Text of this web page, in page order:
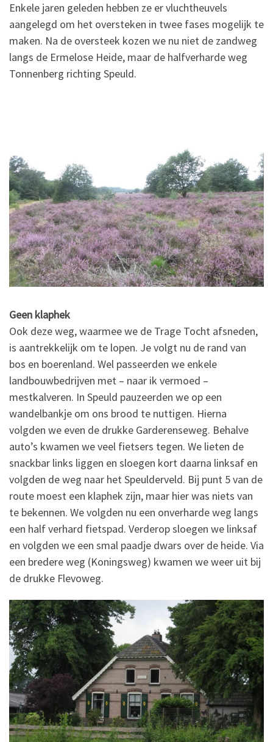
Enkele jaren geleden hebben ze er vluchtheuvels
aangelegd om het oversteken in twee fases mogelijk te
maken. Na de oversteek kozen we nu niet de zandweg
langs de Ermelose Heide, maar de halfverharde weg
Tonnenberg richting Speuld.
Geen klaphek
Ook deze weg, waarmee we de Trage Tocht afsneden,
is aantrekkelijk om te lopen. Je volgt nu de rand van
bos en boerenland. Wel passeerden we enkele
landbouwbedrijven met – naar ik vermoed –
mestkalveren. In Speuld pauzeerden we op een
wandelbankje om ons brood te nuttigen. Hierna
volgden we even de drukke Garderenseweg. Behalve
auto’s kwamen we veel fietsers tegen. We lieten de
snackbar links liggen en sloegen kort daarna linksaf en
volgden de weg naar het Speulderveld. Bij punt 5 van de
route moest een klaphek zijn, maar hier was niets van
te bekennen. We volgden nu een onverharde weg langs
een half verhard fietspad. Verderop sloegen we linksaf
en volgden we een smal paadje dwars over de heide. Via
een bredere weg (Koningsweg) kwamen we weer uit bij
de drukke Flevoweg.